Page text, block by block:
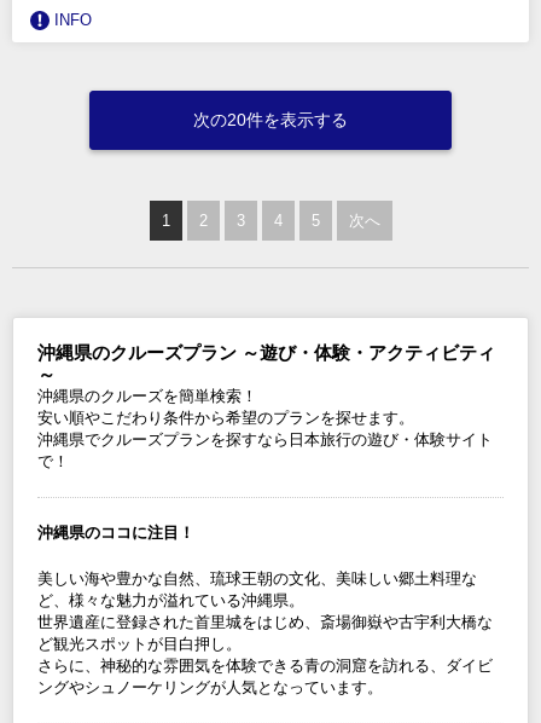
INFO
次の20件を表示する
1 2 3 4 5 次へ
沖縄県のクルーズプラン ～遊び・体験・アクティビティ
～
沖縄県のクルーズを簡単検索！
安い順やこだわり条件から希望のプランを探せます。
沖縄県でクルーズプランを探すなら日本旅行の遊び・体験サイト
で！
沖縄県のココに注目！
美しい海や豊かな自然、琉球王朝の文化、美味しい郷土料理な
ど、様々な魅力が溢れている沖縄県。
世界遺産に登録された首里城をはじめ、斎場御嶽や古宇利大橋な
ど観光スポットが目白押し。
さらに、神秘的な雰囲気を体験できる青の洞窟を訪れる、ダイビ
ングやシュノーケリングが人気となっています。